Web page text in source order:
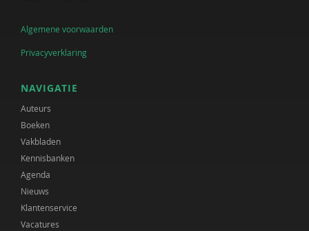
Algemene voorwaarden
Privacyverklaring
NAVIGATIE
Auteurs
Boeken
Vakbladen
Kennisbanken
Agenda
Nieuws
Klantenservice
Vacatures